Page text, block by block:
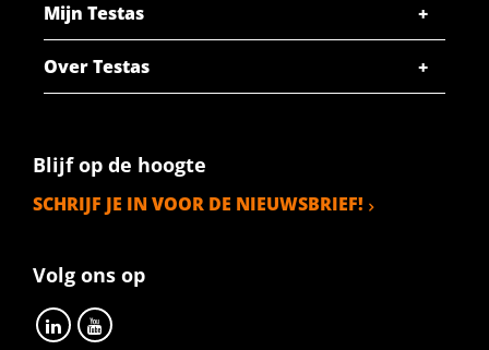
Mijn Testas
Over Testas
Blijf op de hoogte
SCHRIJF JE IN VOOR DE NIEUWSBRIEF!
Volg ons op